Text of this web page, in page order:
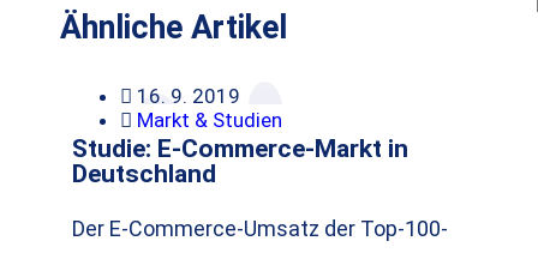
Ähnliche Artikel
16. 9. 2019
Markt & Studien
Studie: E-Commerce-Markt in
Deutschland
Der E-Commerce-Umsatz der Top-100-